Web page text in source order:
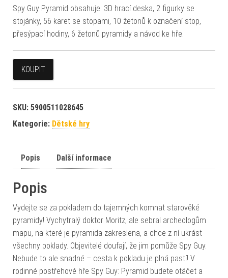
Spy Guy Pyramid obsahuje: 3D hrací deska, 2 figurky se
stojánky, 56 karet se stopami, 10 žetonů k označení stop,
přesýpací hodiny, 6 žetonů pyramidy a návod ke hře.
KOUPIT
SKU: 5900511028645
Kategorie: Dětské hry
Popis Další informace
Popis
Vydejte se za pokladem do tajemných komnat starověké
pyramidy! Vychytralý doktor Moritz, ale sebral archeologům
mapu, na které je pyramida zakreslena, a chce z ní ukrást
všechny poklady. Objevitelé doufají, že jim pomůže Spy Guy.
Nebude to ale snadné – cesta k pokladu je plná pastí! V
rodinné postřehové hře Spy Guy: Pyramid budete otáčet a